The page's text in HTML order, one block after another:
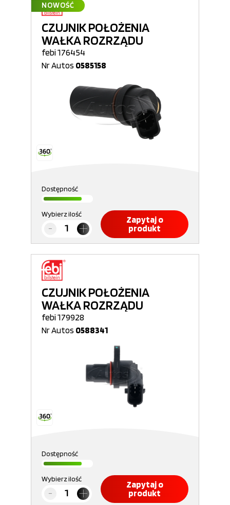
NOWOŚĆ
CZUJNIK POŁOŻENIA
WAŁKA ROZRZĄDU
febi 176454
Nr Autos 0585158
Dostępność
Wybierz ilość
Zapytaj o
produkt
CZUJNIK POŁOŻENIA
WAŁKA ROZRZĄDU
febi 179928
Nr Autos 0588341
Dostępność
Wybierz ilość
Zapytaj o
produkt